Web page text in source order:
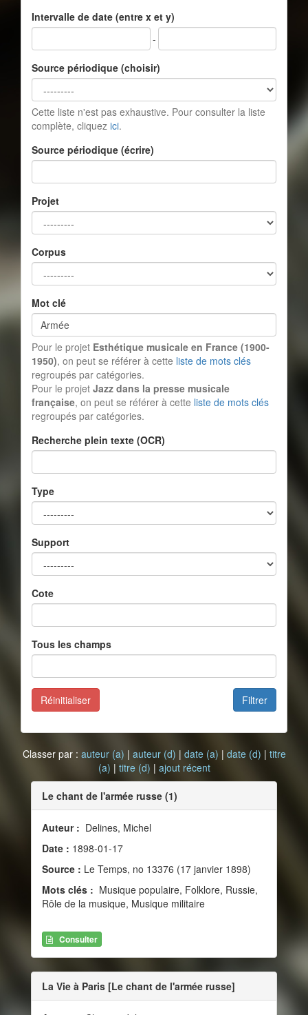
Intervalle de date (entre x et y)
-
Source périodique (choisir)
Cette liste n'est pas exhaustive. Pour consulter la liste
complète, cliquez ici.
Source périodique (écrire)
Projet
Corpus
Mot clé
Pour le projet Esthétique musicale en France (1900-
1950), on peut se référer à cette liste de mots clés
regroupés par catégories.
Pour le projet Jazz dans la presse musicale
française, on peut se référer à cette liste de mots clés
regroupés par catégories.
Recherche plein texte (OCR)
Type
Support
Cote
Tous les champs
Filtrer
Réinitialiser
Classer par : auteur (a) | auteur (d) | date (a) | date (d) | titre
(a) | titre (d) | ajout récent
Le chant de l'armée russe (1)
Auteur : Delines, Michel
Date : 1898-01-17
Source : Le Temps, no 13376 (17 janvier 1898)
Mots clés : Musique populaire, Folklore, Russie,
Rôle de la musique, Musique militaire
Consulter
La Vie à Paris [Le chant de l'armée russe]